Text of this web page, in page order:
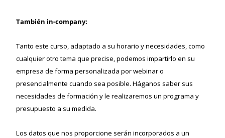
También in-company:
Tanto este curso, adaptado a su horario y necesidades, como
cualquier otro tema que precise, podemos impartirlo en su
empresa de forma personalizada por webinar o
presencialmente cuando sea posible. Háganos saber sus
necesidades de formación y le realizaremos un programa y
presupuesto a su medida.
Los datos que nos proporcione serán incorporados a un